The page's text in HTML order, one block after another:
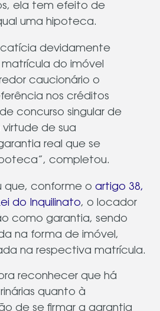
ela tem efeito de
uma hipoteca.
devidamente
do imóvel
caucionário o
nos créditos
concurso singular de
de sua
real que se
completou.
que, conforme o artigo 38,
do Inquilinato, o locador
como garantia, sendo
na forma de imóvel,
na respectiva matrícula.
reconhecer que há
quanto à
de se firmar a garantia